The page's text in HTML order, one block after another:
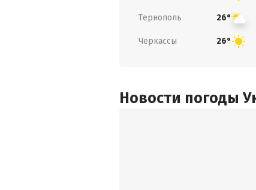
Тернополь 26°
Черкассы 26°
Новости погоды